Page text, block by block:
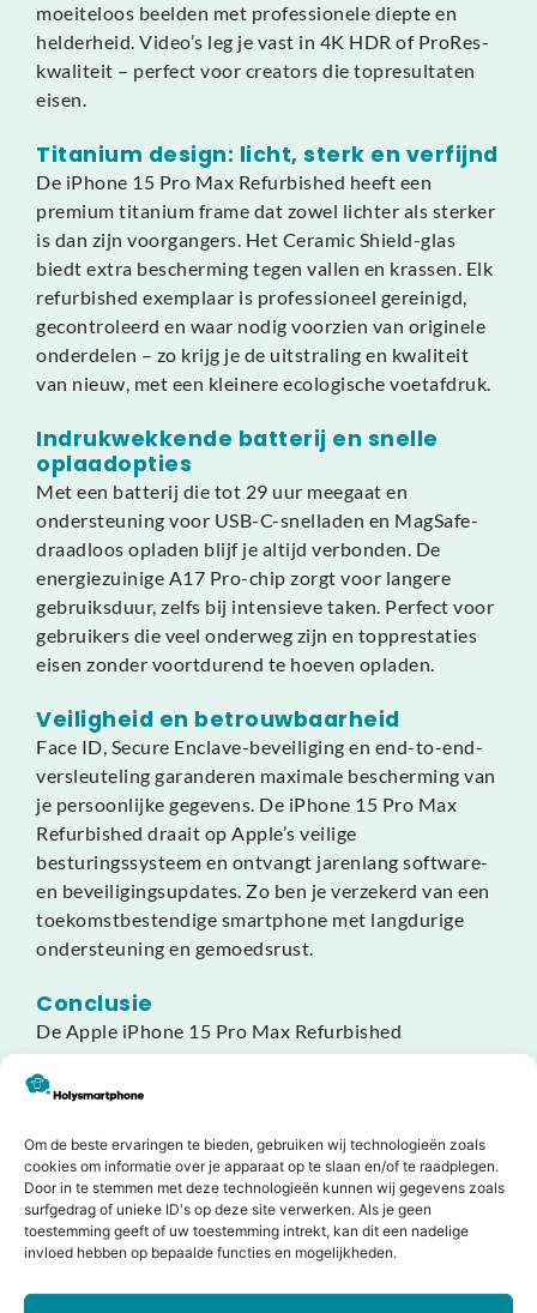
Om de beste ervaringen te bieden, gebruiken wij technologieën zoals
cookies om informatie over je apparaat op te slaan en/of te raadplegen.
Door in te stemmen met deze technologieën kunnen wij gegevens zoals
surfgedrag of unieke ID's op deze site verwerken. Als je geen
toestemming geeft of uw toestemming intrekt, kan dit een nadelige
invloed hebben op bepaalde functies en mogelijkheden.
moeiteloos beelden met professionele diepte en
helderheid. Video’s leg je vast in 4K HDR of ProRes-
kwaliteit – perfect voor creators die topresultaten
eisen.
Titanium design: licht, sterk en verfijnd
De iPhone 15 Pro Max Refurbished heeft een
premium titanium frame dat zowel lichter als sterker
is dan zijn voorgangers. Het Ceramic Shield-glas
biedt extra bescherming tegen vallen en krassen. Elk
refurbished exemplaar is professioneel gereinigd,
gecontroleerd en waar nodig voorzien van originele
onderdelen – zo krijg je de uitstraling en kwaliteit
van nieuw, met een kleinere ecologische voetafdruk.
Indrukwekkende batterij en snelle
oplaadopties
Met een batterij die tot 29 uur meegaat en
ondersteuning voor USB-C-snelladen en MagSafe-
draadloos opladen blijf je altijd verbonden. De
energiezuinige A17 Pro-chip zorgt voor langere
gebruiksduur, zelfs bij intensieve taken. Perfect voor
gebruikers die veel onderweg zijn en topprestaties
eisen zonder voortdurend te hoeven opladen.
Veiligheid en betrouwbaarheid
Face ID, Secure Enclave-beveiliging en end-to-end-
versleuteling garanderen maximale bescherming van
je persoonlijke gegevens. De iPhone 15 Pro Max
Refurbished draait op Apple’s veilige
besturingssysteem en ontvangt jarenlang software-
en beveiligingsupdates. Zo ben je verzekerd van een
toekomstbestendige smartphone met langdurige
ondersteuning en gemoedsrust.
Conclusie
De Apple iPhone 15 Pro Max Refurbished
combineert luxe, kracht en duurzaamheid. Met zijn
Super Retina XDR-display, A17 Pro-chip en 48 MP-
werk en ontspanning. Een slimme keuze voor wie
absolute topkwaliteit wil, maar dan voordeliger én
milieuvriendelijker.